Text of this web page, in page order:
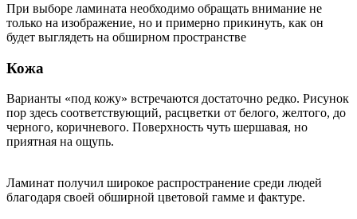
При выборе ламината необходимо обращать внимание не
только на изображение, но и примерно прикинуть, как он
будет выглядеть на обширном пространстве
Кожа
Варианты «под кожу» встречаются достаточно редко. Рисунок
пор здесь соответствующий, расцветки от белого, желтого, до
черного, коричневого. Поверхность чуть шершавая, но
приятная на ощупь.
Ламинат получил широкое распространение среди людей
благодаря своей обширной цветовой гамме и фактуре.